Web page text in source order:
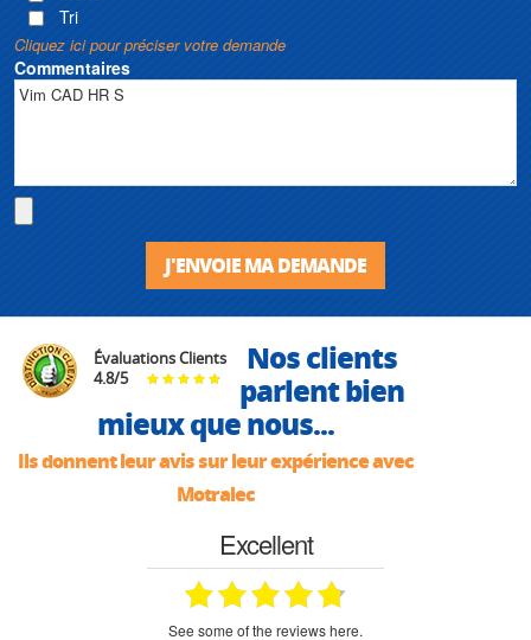
• Débit max : 300 m3/h
Tri
Cliquez ici pour préciser votre demande
Commentaires
J'ENVOIE MA DEMANDE
Évaluations Clients
4.8/5
Nos clients
parlent bien
mieux que nous...
Ils donnent leur avis sur leur expérience avec
Motralec
Excellent
see some of the reviews here.